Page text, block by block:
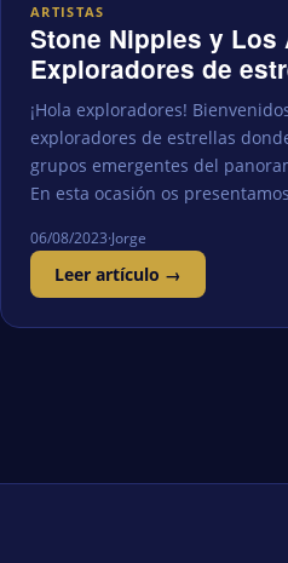
ARTISTAS
Stone Nipples y Los
Exploradores de
¡Hola exploradores!
exploradores de estrellas
grupos emergentes del
En esta ocasión os
06/08/2023·Jorge
Leer artículo →